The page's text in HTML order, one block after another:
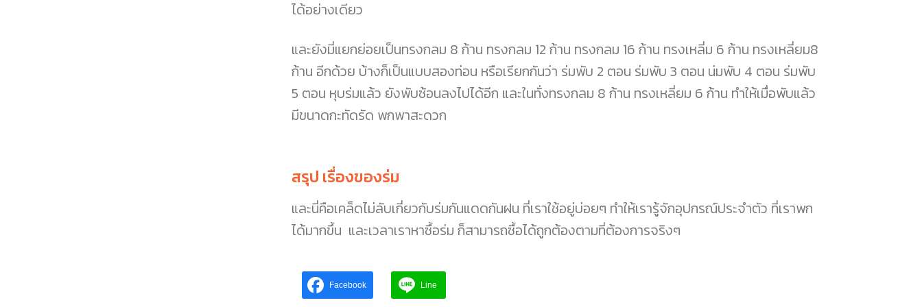
ได้อย่างเดียว
และยังมี่แยกย่อยเป็นทรงกลม 8 ก้าน ทรงกลม 12 ก้าน ทรงกลม 16 ก้าน ทรงเหลี่ม 6 ก้าน ทรงเหลี่ยม8
ก้าน อีกด้วย บ้างก็เป็นแบบสองท่อน หรือเรียกกันว่า ร่มพับ 2 ตอน ร่มพับ 3 ตอน น่มพับ 4 ตอน ร่มพับ
5 ตอน หุบร่มแล้ว ยังพับซ้อนลงไปได้อีก และในทั่งทรงกลม 8 ก้าน ทรงเหลี่ยม 6 ก้าน ทำให้เมื่อพับแล้ว
มีขนาดกะทัดรัด พกพาสะดวก
สรุป เรื่องของร่ม
และนี่คือเคล็ดไม่ลับเกี่ยวกับร่มกันแดดกันฝน ที่เราใช้อยู่บ่อยๆ ทำให้เรารู้จักอุปกรณ์ประจำตัว ที่เราพก
ได้มากขึ้น และเวลาเราหาซื้อร่ม ก็สามารถซื้อได้ถูกต้องตามที่ต้องการจริงๆ
Facebook Line